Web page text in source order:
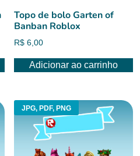
Topo de bolo Garten of
Banban Roblox
R$ 6,00
Adicionar ao carrinho
JPG, PDF, PNG